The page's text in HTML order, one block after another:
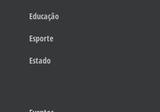
Educação
Esporte
Estado